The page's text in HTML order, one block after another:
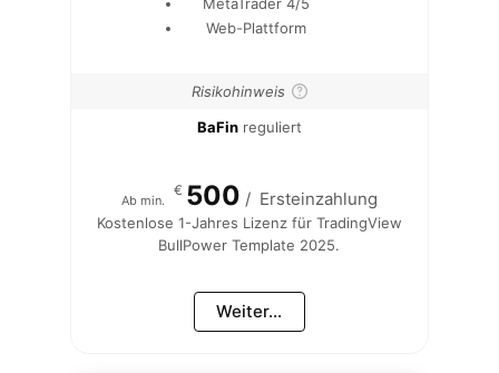
Web-Plattform
Risikohinweis
BaFinreguliert
Ab min.
€ 500 / Ersteinzahlung
Kostenlose 1-Jahres Lizenz für TradingView
BullPower Template 2025.
Weiter...